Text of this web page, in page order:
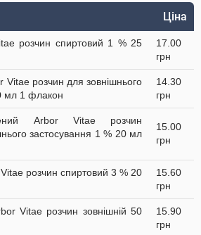
Ціна
розчин спиртовий 1 % 25
17.00
грн
розчин для зовнішнього
мл 1 флакон
14.30
грн
Arbor Vitae розчин
застосування 1 % 20 мл
15.00
грн
розчин спиртовий 3 % 20
15.60
грн
Vitae розчин зовнішній 50
15.90
грн